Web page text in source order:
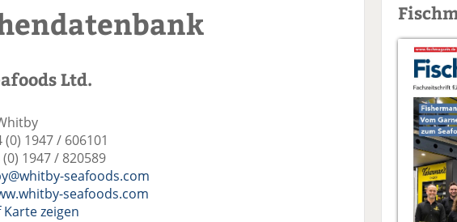
Ltd.
1947 / 606101
1947 / 820589
seafoods.com
seafoods.com
zeigen